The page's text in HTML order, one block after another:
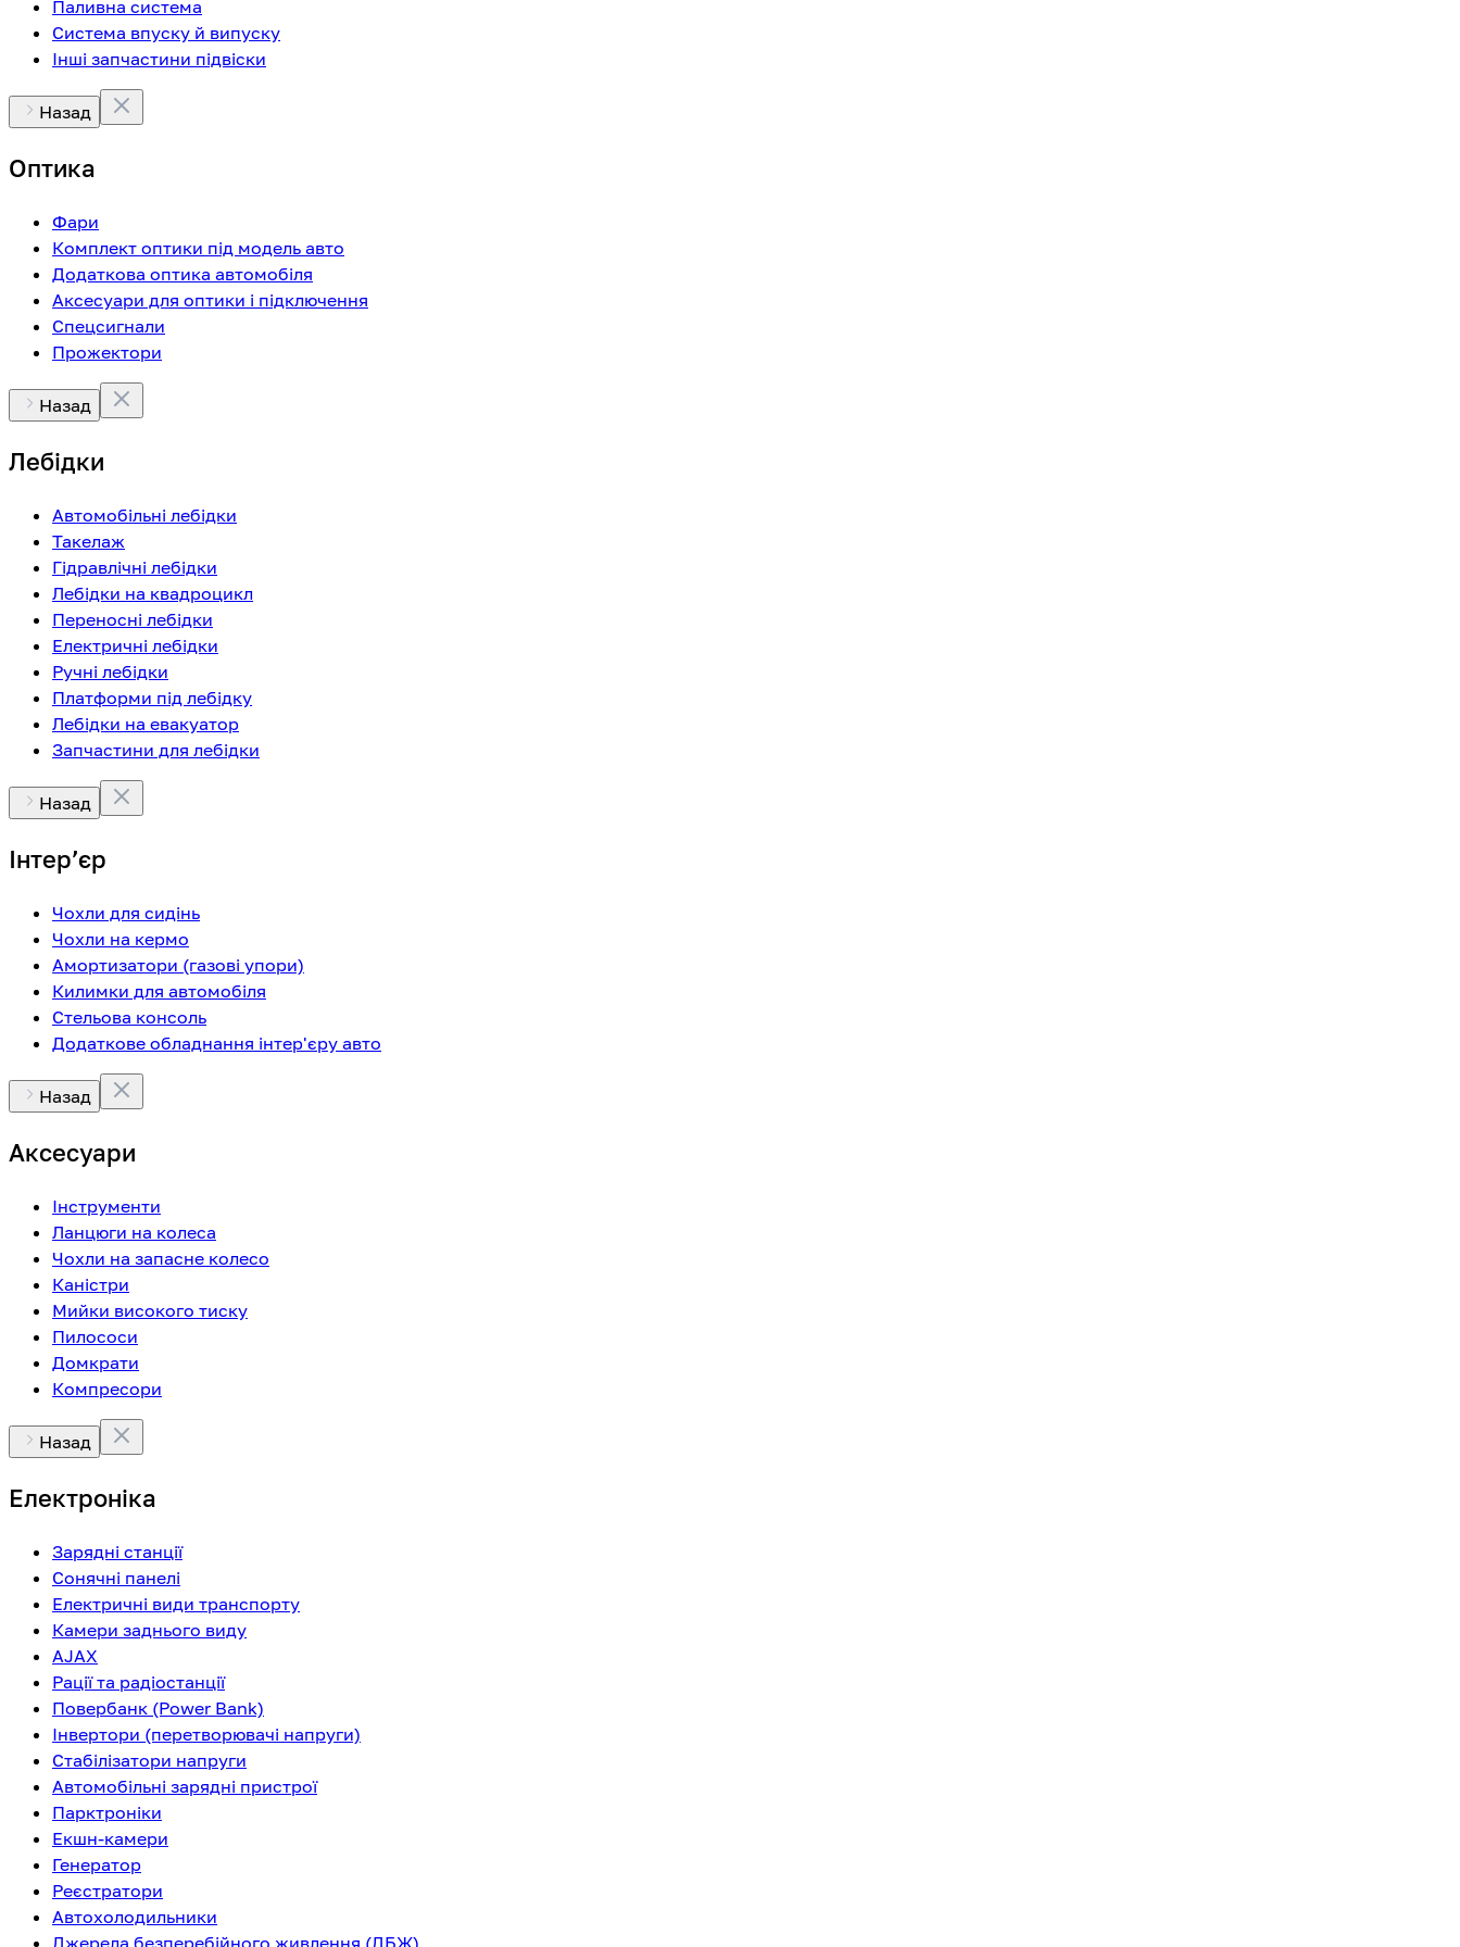
Паливна система
Система впуску й випуску
Інші запчастини підвіски
Назад
Оптика
Фари
Комплект оптики під модель авто
Додаткова оптика автомобіля
Аксесуари для оптики і підключення
Спецсигнали
Прожектори
Назад
Лебідки
Автомобільні лебідки
Такелаж
Гідравлічні лебідки
Лебідки на квадроцикл
Переносні лебідки
Електричні лебідки
Ручні лебідки
Платформи під лебідку
Лебідки на евакуатор
Запчастини для лебідки
Назад
Інтерʼєр
Чохли для сидінь
Чохли на кермо
Амортизатори (газові упори)
Килимки для автомобіля
Стельова консоль
Додаткове обладнання інтер'єру авто
Назад
Аксесуари
Інструменти
Ланцюги на колеса
Чохли на запасне колесо
Каністри
Мийки високого тиску
Пилососи
Домкрати
Компресори
Назад
Електроніка
Зарядні станції
Сонячні панелі
Електричні види транспорту
Камери заднього виду
AJAX
Рації та радіостанції
Повербанк (Power Bank)
Інвертори (перетворювачі напруги)
Стабілізатори напруги
Автомобільні зарядні пристрої
Парктроніки
Екшн-камери
Генератор
Реєстратори
Автохолодильники
Джерела безперебійного живлення (ДБЖ)